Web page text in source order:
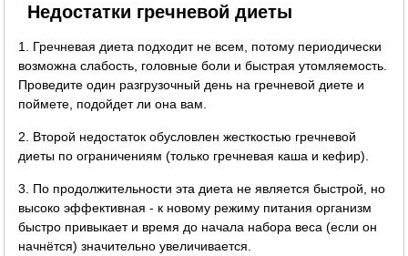
Недостатки гречневой диеты
1. Гречневая диета подходит не всем, потому периодически
возможна слабость, головные боли и быстрая утомляемость.
Проведите один разгрузочный день на гречневой диете и
поймете, подойдет ли она вам.
2. Второй недостаток обусловлен жесткостью гречневой
диеты по ограничениям (только гречневая каша и кефир).
3. По продолжительности эта диета не является быстрой, но
высоко эффективная - к новому режиму питания организм
быстро привыкает и время до начала набора веса (если он
начнётся) значительно увеличивается.